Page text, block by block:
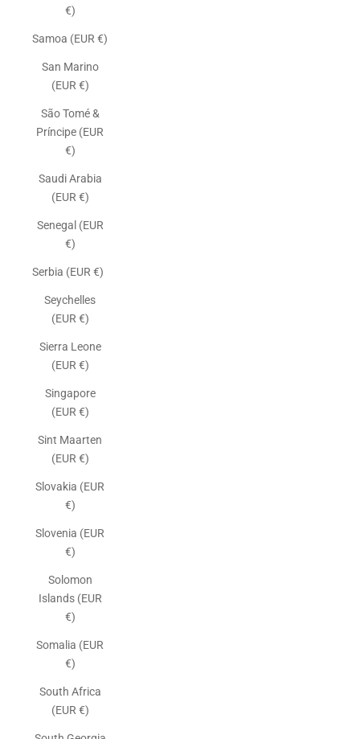
€)
Samoa (EUR €)
San Marino
(EUR €)
São Tomé &
Príncipe (EUR
€)
Saudi Arabia
(EUR €)
Senegal (EUR
€)
Serbia (EUR €)
Seychelles
(EUR €)
Sierra Leone
(EUR €)
Singapore
(EUR €)
Sint Maarten
(EUR €)
Slovakia (EUR
€)
Slovenia (EUR
€)
Solomon
Islands (EUR
€)
Somalia (EUR
€)
South Africa
(EUR €)